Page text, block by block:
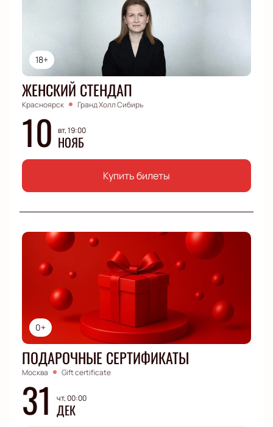
18+
ЖЕНСКИЙ СТЕНДАП
Красноярск Гранд Холл Сибирь
10 вт, 19:00
НОЯБ
Купить билеты
0+
ПОДАРОЧНЫЕ СЕРТИФИКАТЫ
Москва Gift certificate
31 чт, 00:00
ДЕК